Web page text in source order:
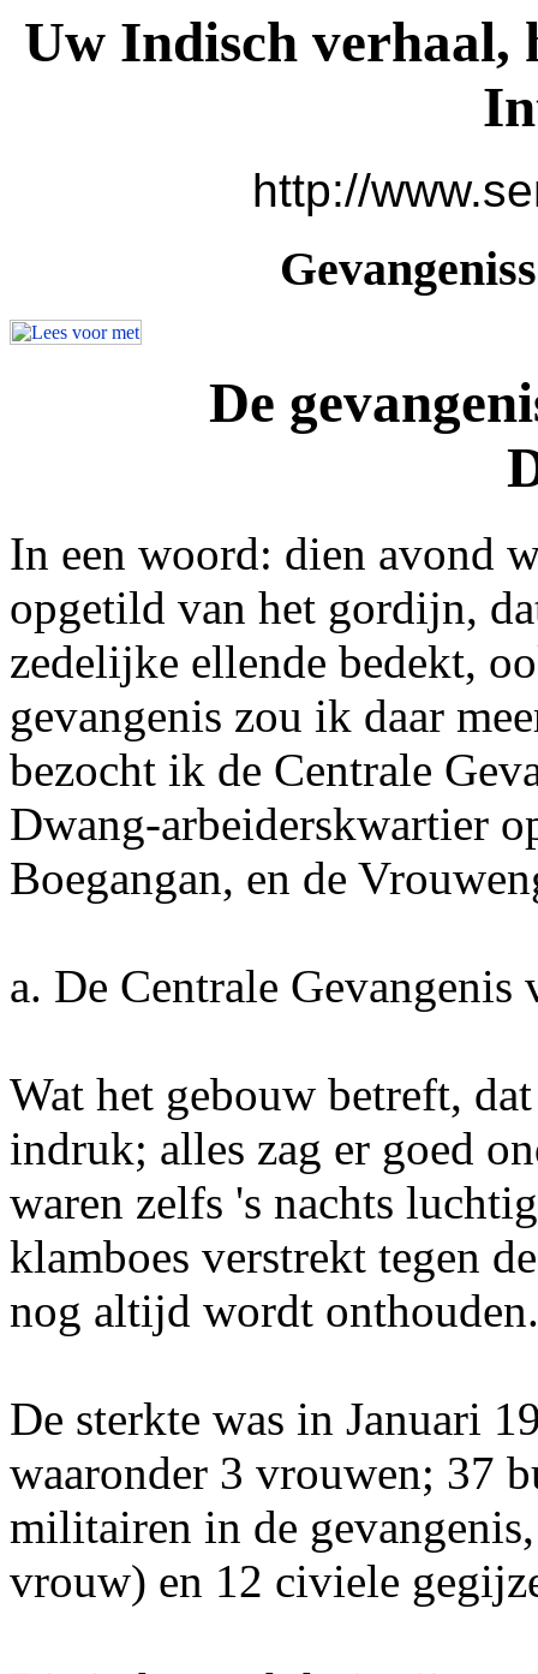
Uw Indisch verhaal,
http://
De
In een woord: dien avond
opgetild van het gordijn,
zedelijke ellende bedekt,
gevangenis zou ik daar
bezocht ik de Centrale
Dwang-arbeiderskwartier
Boegangan, en de
a. De Centrale Gevangenis
Wat het gebouw betreft,
indruk; alles zag er goed
waren zelfs 's nachts
klamboes verstrekt tegen
nog altijd wordt onthouden.
De sterkte was in Januari
waaronder 3 vrouwen; 37
militairen in de
vrouw) en 12 civiele